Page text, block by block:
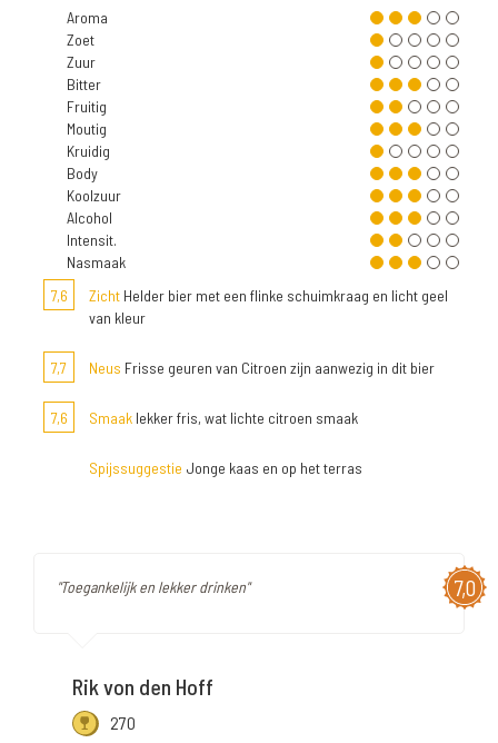
Aroma
Zoet
Zuur
Bitter
Fruitig
Moutig
Kruidig
Body
Koolzuur
Alcohol
Intensit.
Nasmaak
7,6
Zicht Helder bier met een flinke schuimkraag en licht geel
van kleur
7,7 Neus Frisse geuren van Citroen zijn aanwezig in dit bier
7,6 Smaak lekker fris, wat lichte citroen smaak
Spijssuggestie Jonge kaas en op het terras
7,0
"Toegankelijk en lekker drinken"
Rik von den Hoff
270